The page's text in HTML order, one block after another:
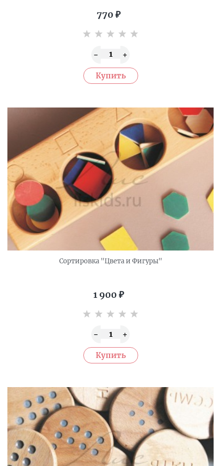
770 ₽
Сортировка "Цвета и Фигуры"
1 900 ₽